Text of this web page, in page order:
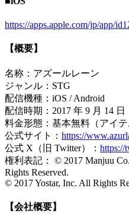
https://apps.apple.com/jp/app/
【概要】
名称：アズールレーン
ジャンル：STG
配信機種：iOS / Android
配信時期：2017 年 9 月 14 日
料金形態：基本無料（アイテ
公式サイト： https://
公式 X（旧 Twitter）： https://
権利表記： © 2017 Manjuu
Rights Reserved.
© 2017 Yostar, Inc. All Rights
【会社概要】